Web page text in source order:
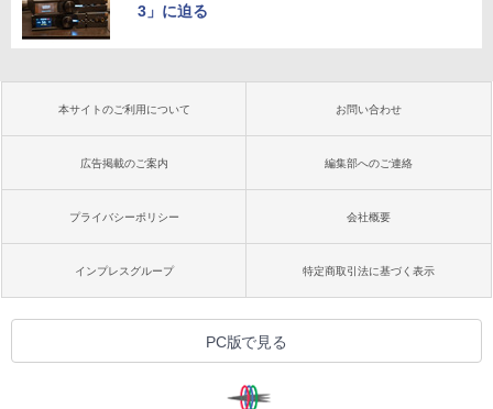
3」に迫る
本サイトのご利用について お問い合わせ
広告掲載のご案内 編集部へのご連絡
プライバシーポリシー 会社概要
インプレスグループ 特定商取引法に基づく表示
PC版で見る